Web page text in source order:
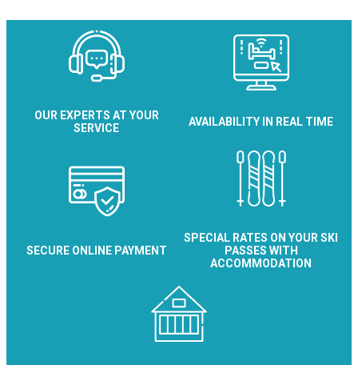
OUR EXPERTS AT YOUR
SERVICE
AVAILABILITY IN REAL TIME
SECURE ONLINE PAYMENT
SPECIAL RATES ON YOUR SKI
PASSES WITH
ACCOMMODATION